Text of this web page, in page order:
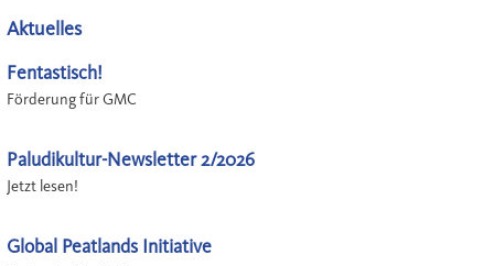
Aktuelles
Fentastisch!
Förderung für GMC
Paludikultur-Newsletter 2/2026
Jetzt lesen!
Global Peatlands Initiative